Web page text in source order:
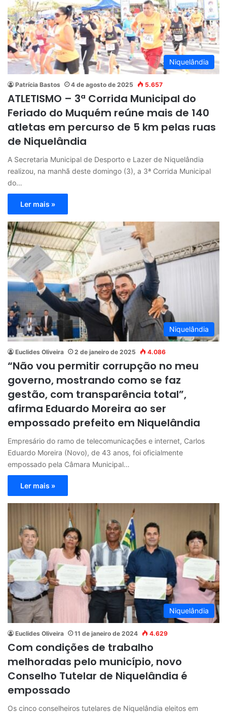
Niquelândia
Patrícia Bastos 4 de agosto de 2025 5.657
ATLETISMO – 3ª Corrida Municipal do
Feriado do Muquém reúne mais de 140
atletas em percurso de 5 km pelas ruas
de Niquelândia
A Secretaria Municipal de Desporto e Lazer de Niquelândia
realizou, na manhã deste domingo (3), a 3ª Corrida Municipal
do…
Ler mais »
Niquelândia
Euclides Oliveira 2 de janeiro de 2025 4.086
“Não vou permitir corrupção no meu
governo, mostrando como se faz
gestão, com transparência total”,
afirma Eduardo Moreira ao ser
empossado prefeito em Niquelândia
Empresário do ramo de telecomunicações e internet, Carlos
Eduardo Moreira (Novo), de 43 anos, foi oficialmente
empossado pela Câmara Municipal…
Ler mais »
Niquelândia
Euclides Oliveira 11 de janeiro de 2024 4.629
Com condições de trabalho
melhoradas pelo município, novo
Conselho Tutelar de Niquelândia é
empossado
Os cinco conselheiros tutelares de Niquelândia eleitos em